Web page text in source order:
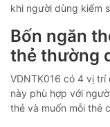
khi người dùng kiểm
Bốn ngăn
thẻ thường
VDNTK016 có 4 vị
này phù hợp với
thẻ và muốn mỗi thẻ